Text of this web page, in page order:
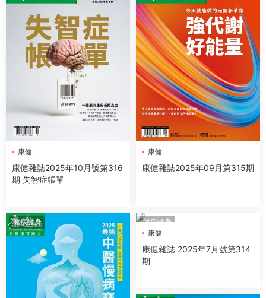
康健
康健雜誌2025年10月號第316
期 失智症帳單
康健
康健雜誌2025年09月第315期
健康健身
健康健身
康健
康健雜誌 2025年7月號第314
期